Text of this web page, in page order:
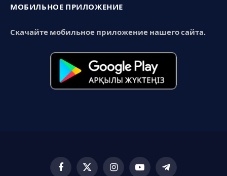
МОБИЛЬНОЕ ПРИЛОЖЕНИЕ
Скачайте мобильное приложение нашего сайта.
Facebook
X
InstagramYouTubeTelegram